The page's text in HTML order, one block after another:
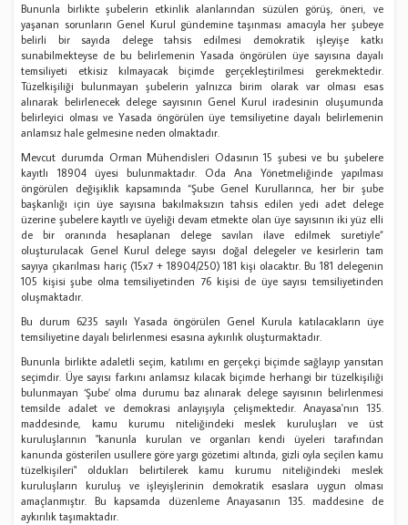
Bununla birlikte şubelerin etkinlik alanlarından süzülen görüş, öneri, ve
yaşanan sorunların Genel Kurul gündemine taşınması amacıyla her şubeye
belirli bir sayıda delege tahsis edilmesi demokratik işleyişe katkı
sunabilmekteyse de bu belirlemenin Yasada öngörülen üye sayısına dayalı
temsiliyeti etkisiz kılmayacak biçimde gerçekleştirilmesi gerekmektedir.
Tüzelkişiliği bulunmayan şubelerin yalnızca birim olarak var olması esas
alınarak belirlenecek delege sayısının Genel Kurul iradesinin oluşumunda
belirleyici olması ve Yasada öngörülen üye temsiliyetine dayalı belirlemenin
anlamsız hale gelmesine neden olmaktadır.
Mevcut durumda Orman Mühendisleri Odasının 15 şubesi ve bu şubelere
kayıtlı 18904 üyesi bulunmaktadır. Oda Ana Yönetmeliğinde yapılması
öngörülen değişiklik kapsamında “Şube Genel Kurullarınca, her bir şube
başkanlığı için üye sayısına bakılmaksızın tahsis edilen yedi adet delege
üzerine şubelere kayıtlı ve üyeliği devam etmekte olan üye sayısının iki yüz elli
de bir oranında hesaplanan delege savılan ilave edilmek suretiyle”
oluşturulacak Genel Kurul delege sayısı doğal delegeler ve kesirlerin tam
sayıya çıkarılması hariç (15x7 + 18904/250) 181 kişi olacaktır. Bu 181 delegenin
105 kişisi şube olma temsiliyetinden 76 kişisi de üye sayısı temsiliyetinden
oluşmaktadır.
Bu durum 6235 sayılı Yasada öngörülen Genel Kurula katılacakların üye
temsiliyetine dayalı belirlenmesi esasına aykırılık oluşturmaktadır.
Bununla birlikte adaletli seçim, katılımı en gerçekçi biçimde sağlayıp yansıtan
seçimdir. Üye sayısı farkını anlamsız kılacak biçimde herhangi bir tüzelkişiliği
bulunmayan ‘Şube’ olma durumu baz alınarak delege sayısının belirlenmesi
temsilde adalet ve demokrasi anlayışıyla çelişmektedir. Anayasa'nın 135.
maddesinde, kamu kurumu niteliğindeki meslek kuruluşları ve üst
kuruluşlarının "kanunla kurulan ve organları kendi üyeleri tarafından
kanunda gösterilen usullere göre yargı gözetimi altında, gizli oyla seçilen kamu
tüzelkişileri" oldukları belirtilerek kamu kurumu niteliğindeki meslek
kuruluşların kuruluş ve işleyişlerinin demokratik esaslara uygun olması
amaçlanmıştır. Bu kapsamda düzenleme Anayasanın 135. maddesine de
aykırılık taşımaktadır.